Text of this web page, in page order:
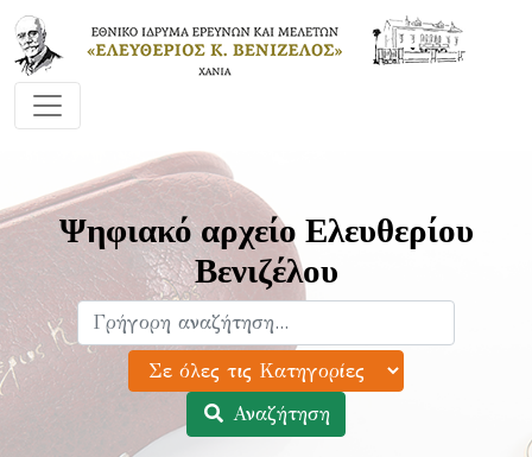
Ψηφιακό αρχείο Ελευθερίου
Βενιζέλου
Αναζήτηση